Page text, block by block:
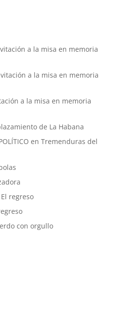
a la misa en memoria
a la misa en memoria
a la misa en memoria
de La Habana
en Tremenduras del
El regreso
con orgullo